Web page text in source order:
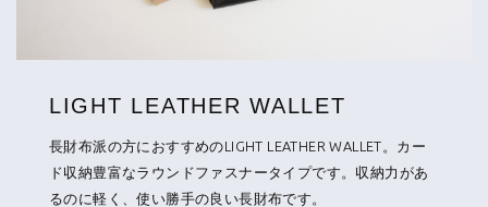
LIGHT LEATHER WALLET
長財布派の方におすすめのLIGHT LEATHER WALLET。カー
ド収納豊富なラウンドファスナータイプです。収納力があ
るのに軽く、使い勝手の良い長財布です。